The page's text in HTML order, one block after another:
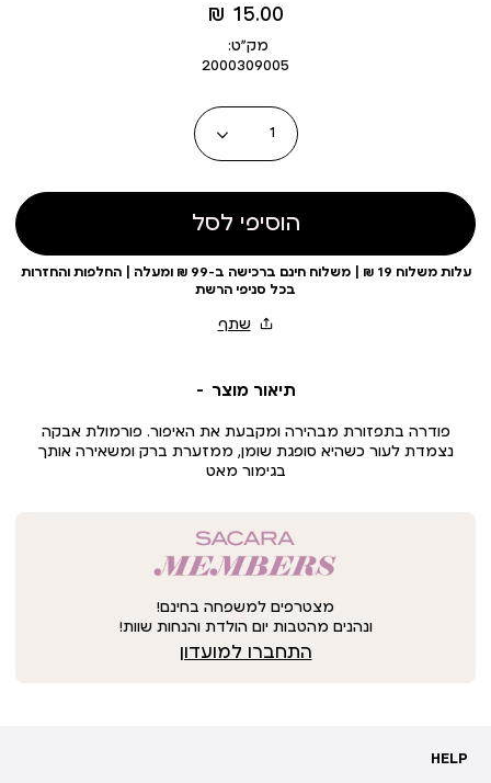
מחיר
מוצר
15.00 ₪
מק״ט:
2000309005
כמות
הוסיפי לסל
עלות משלוח 19 ₪ | משלוח חינם ברכישה ב-99 ₪ ומעלה | החלפות והחזרות
בכל סניפי הרשת
תיאור מוצר
פודרה בתפזורת מבהירה ומקבעת את האיפור. פורמולת אבקה
נצמדת לעור כשהיא סופגת שומן, ממזערת ברק ומשאירה אותך
בגימור מאט
מצטרפים למשפחה בחינם!
ונהנים מהטבות יום הולדת והנחות שוות!
התחברו למועדון
HELP
HELP